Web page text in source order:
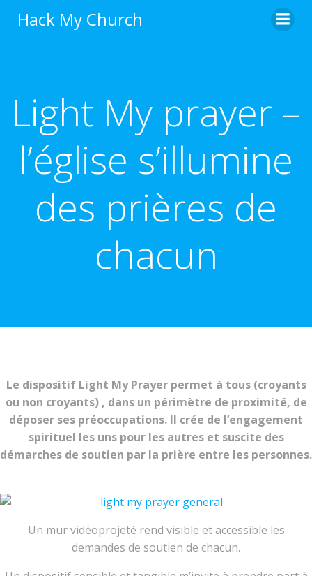
Hack My Church
Light My prayer –
l’église s’illumine
des prières de
chacun
Le dispositif Light My Prayer permet à tous (croyants
ou non croyants) , dans un périmètre de proximité, de
déposer ses préoccupations. Il crée de l’engagement
spirituel les uns pour les autres et suscite des
démarches de soutien par la prière entre les personnes.
Un mur vidéoprojeté rend visible et accessible les
demandes de soutien de chacun.